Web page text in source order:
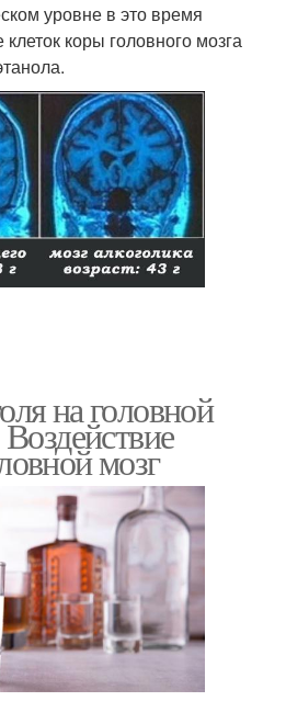
уровне в это время
коры головного мозга
на головной
мозг